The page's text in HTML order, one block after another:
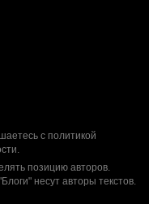
с политикой
.
позицию авторов.
несут авторы текстов.